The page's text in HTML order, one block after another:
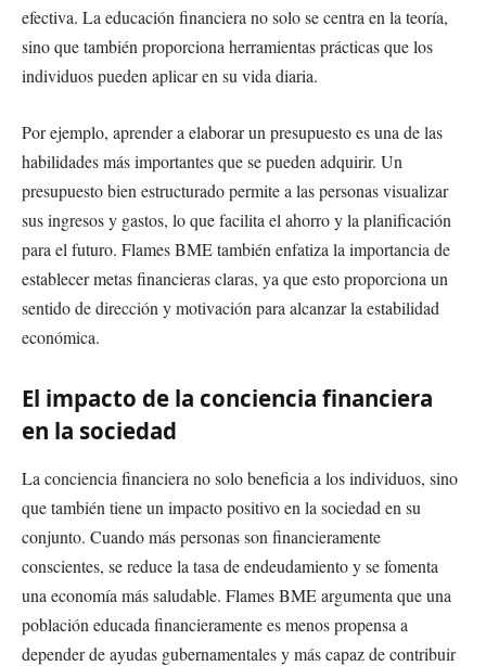
efectiva. La educación financiera no solo se centra en la teoría,
sino que también proporciona herramientas prácticas que los
individuos pueden aplicar en su vida diaria.
Por ejemplo, aprender a elaborar un presupuesto es una de las
habilidades más importantes que se pueden adquirir. Un
presupuesto bien estructurado permite a las personas visualizar
sus ingresos y gastos, lo que facilita el ahorro y la planificación
para el futuro. Flames BME también enfatiza la importancia de
establecer metas financieras claras, ya que esto proporciona un
sentido de dirección y motivación para alcanzar la estabilidad
económica.
El impacto de la conciencia financiera
en la sociedad
La conciencia financiera no solo beneficia a los individuos, sino
que también tiene un impacto positivo en la sociedad en su
conjunto. Cuando más personas son financieramente
conscientes, se reduce la tasa de endeudamiento y se fomenta
una economía más saludable. Flames BME argumenta que una
población educada financieramente es menos propensa a
depender de ayudas gubernamentales y más capaz de contribuir